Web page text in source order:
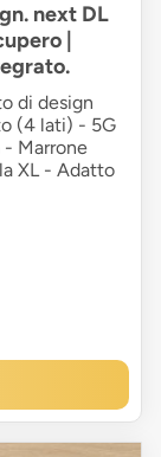
next DL
|
di design
(4 lati) - 5G
- Marrone
XL - Adatto